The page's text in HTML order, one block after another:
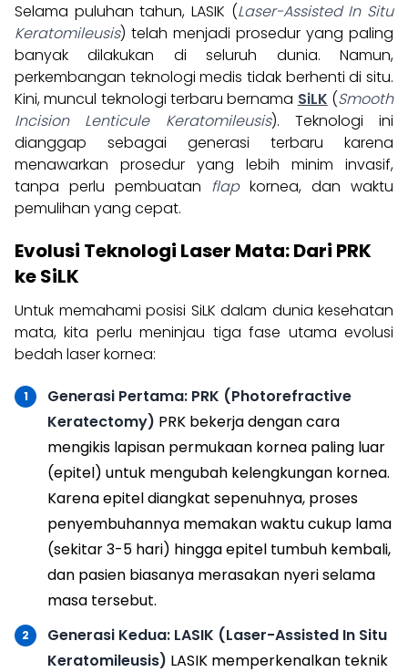
Selama puluhan tahun, LASIK (Laser-Assisted In Situ
Keratomileusis) telah menjadi prosedur yang paling
banyak dilakukan di seluruh dunia. Namun,
perkembangan teknologi medis tidak berhenti di situ.
Kini, muncul teknologi terbaru bernama SiLK (Smooth
Incision Lenticule Keratomileusis). Teknologi ini
dianggap sebagai generasi terbaru karena
menawarkan prosedur yang lebih minim invasif,
tanpa perlu pembuatan flapkornea, dan waktu
pemulihan yang cepat.
Evolusi Teknologi Laser Mata: Dari PRK
ke SiLK
Untuk memahami posisi SiLK dalam dunia kesehatan
mata, kita perlu meninjau tiga fase utama evolusi
bedah laser kornea:
Generasi Pertama: PRK (Photorefractive
Keratectomy) PRK bekerja dengan cara
mengikis lapisan permukaan kornea paling luar
(epitel) untuk mengubah kelengkungan kornea.
Karena epitel diangkat sepenuhnya, proses
penyembuhannya memakan waktu cukup lama
(sekitar 3-5 hari) hingga epitel tumbuh kembali,
dan pasien biasanya merasakan nyeri selama
masa tersebut.
Generasi Kedua: LASIK (Laser-Assisted In Situ
Keratomileusis) LASIK memperkenalkan teknik